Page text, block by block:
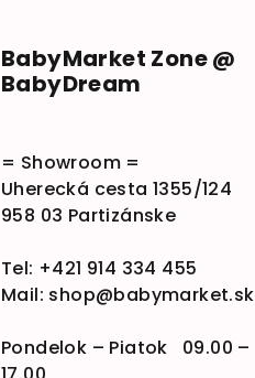
BabyMarket Zone @
BabyDream
= Showroom =
Uherecká cesta 1355/124
958 03 Partizánske
Tel: +421 914 334 455
Mail: shop@babymarket.sk
Pondelok – Piatok 09.00 –